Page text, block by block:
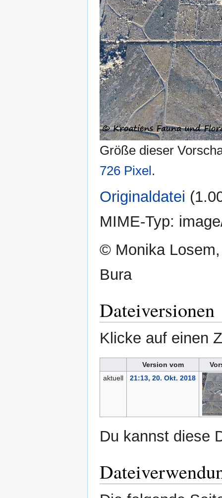
Größe dieser
726 Pixel.
Originaldatei
MIME-Typ:
© Monika
Bura
Dateiversionen
Klicke auf einen
Version vom
aktuell
21:13, 20. Okt. 2018
Du kannst diese